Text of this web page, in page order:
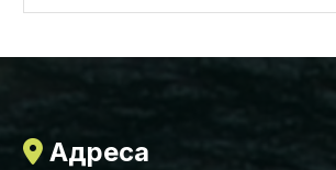
Адреса